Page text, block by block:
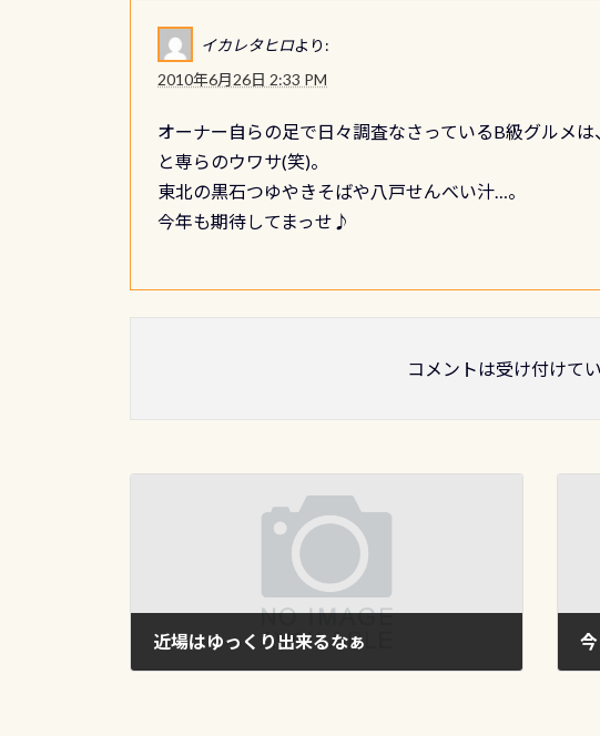
イカレタヒロより:
2010年6月26日 2:33 PM
オーナー自らの足で日々調査なさっているB級グルメ
と専らのウワサ(笑)。
東北の黒石つゆやきそばや八戸せんべい汁…。
今年も期待してまっせ♪
コメントは受け付けてい
近場はゆっくり出来るなぁ